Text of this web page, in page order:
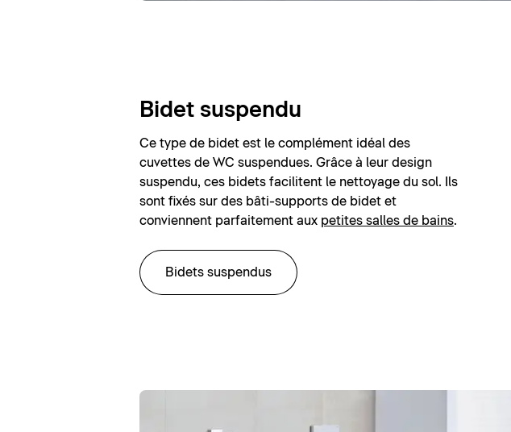
Bidet suspendu
Ce type de bidet est le complément idéal des
cuvettes de WC suspendues. Grâce à leur design
suspendu, ces bidets facilitent le nettoyage du sol. Ils
sont fixés sur des bâti-supports de bidet et
conviennent parfaitement aux petites salles de bains.
Bidets suspendus